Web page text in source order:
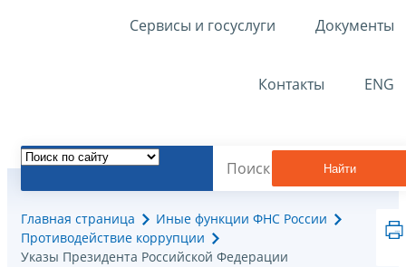
Сервисы и госуслуги Документы
Контакты ENG
Найти
Главная страница
Иные функции ФНС России
Противодействие коррупции
Указы Президента Российской Федерации